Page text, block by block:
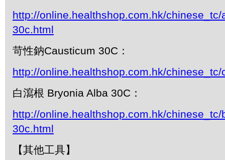
http://online.healthshop.com.hk/
30c.html
苛性鈉Causticum 30C：
http://online.healthshop.com.hk/
白瀉根 Bryonia Alba 30C：
http://online.healthshop.com.hk/chinese_tc/
30c.html
【其他工具】